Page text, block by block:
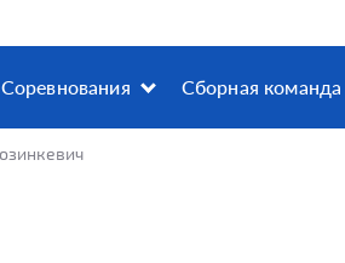
Соревнования Сборная команда